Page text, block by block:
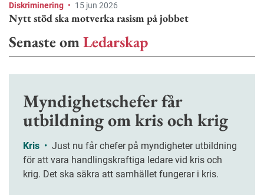
Diskriminering • 15 jun 2026
Nytt stöd ska motverka rasism på jobbet
Senaste omLedarskap
Myndighetschefer får
utbildning om kris och krig
Kris •
för att vara handlingskraftiga ledare vid kris och
krig. Det ska säkra att samhället fungerar i kris.